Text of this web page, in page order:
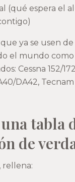
(qué espera el
ya se usen
el mundo
Cessna 152/
DA42,
tabla
de
rellena: